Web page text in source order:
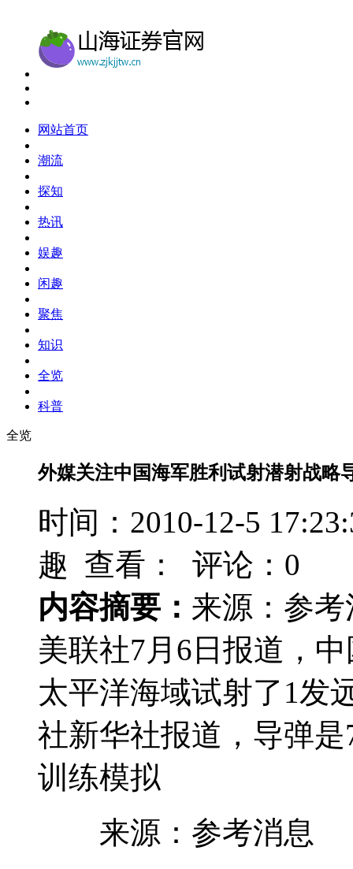
网站首页
潮流
探知
热讯
娱趣
闲趣
聚焦
知识
全览
科普
全览
外媒关注中国海军胜利试射潜射战略
时间：2010-12-5
趣 查看：
评论：0
内容摘要： 来源：参
美联社7月6日报道，
太平洋海域试射了1发
社新华社报道，导弹
训练模拟
来源：参考消息